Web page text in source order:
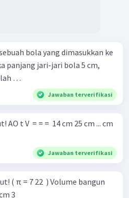
bola yang dimasukkan ke
panjang jari-jari bola 5 cm,
…
Jawaban terverifikasi
Jawaban terverifikasi
) Volume bangun
3